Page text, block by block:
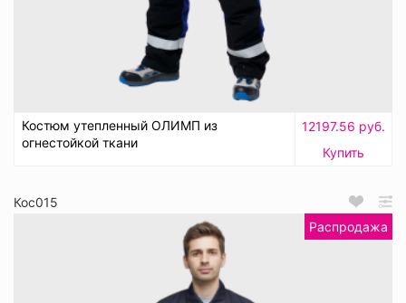
Костюм утепленный ОЛИМП из
огнестойкой ткани
12197.56 руб.
Купить
Кос015
Распродажа